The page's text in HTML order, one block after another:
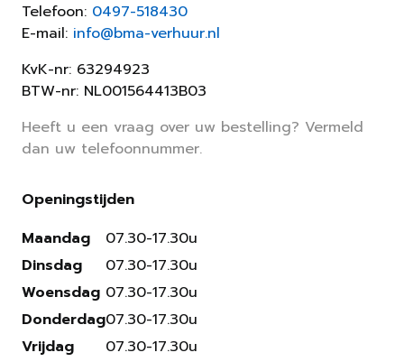
Telefoon: 0497-518430
E-mail: info@bma-verhuur.nl
KvK-nr: 63294923
BTW-nr: NL001564413B03
Heeft u een vraag over uw bestelling? Vermeld
dan uw telefoonnummer.
Openingstijden
Maandag
Dinsdag
Woensdag
Donderdag
Vrijdag
07.30-17.30u
07.30-17.30u
07.30-17.30u
07.30-17.30u
07.30-17.30u